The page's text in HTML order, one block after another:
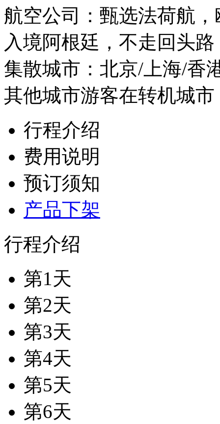
航空公司：甄选法荷航
入境阿根廷，不走回头
集散城市：北京/上海/香
其他城市游客在转机城
行程介绍
费用说明
预订须知
产品下架
行程介绍
第1天
第2天
第3天
第4天
第5天
第6天